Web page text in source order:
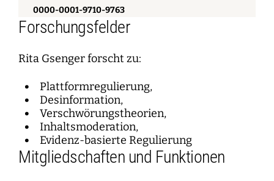
0000-0001-9710-9763
Forschungsfelder
Rita Gsenger forscht zu:
Plattformregulierung,
Desinformation,
Verschwörungstheorien,
Inhaltsmoderation,
Evidenz-basierte Regulierung
Mitgliedschaften und Funktionen